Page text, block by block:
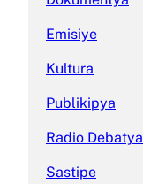
Emisiye
Kultura
Publikipya
Radio Debatya
Sastipe